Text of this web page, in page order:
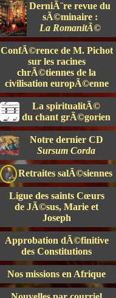
DerniÃ¨re revue du
sÃ©minaire :
La RomanitÃ©
ConfÃ©rence de M. Pichot
sur les racines
chrÃ©tiennes de la
civilisation europÃ©enne
La spiritualitÃ©
du chant grÃ©gorien
Notre dernier CD
Sursum Corda
Retraites salÃ©siennes
Ligue des saints Cœurs
de JÃ©sus, Marie et
Joseph
Approbation dÃ©finitive
des Constitutions
Nos missions en Afrique